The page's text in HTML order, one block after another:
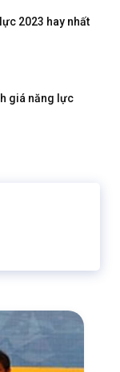
2023 hay nhất
giá năng lực